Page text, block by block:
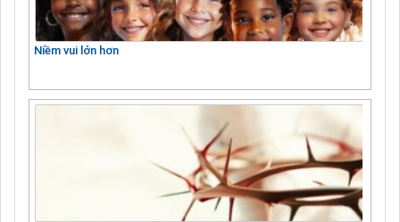
Niềm vui lớn hơn